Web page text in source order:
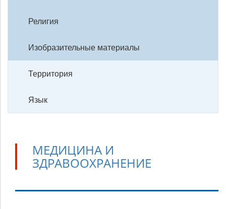
Религия
Изобразительные материалы
Территория
Язык
МЕДИЦИНА И
ЗДРАВООХРАНЕНИЕ